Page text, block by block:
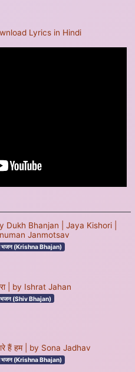
Lyrics in Hindi
Dukh Bhanjan | Jaya Kishori |
Janmotsav
भजन (Krishna Bhajan)
| by Ishrat Jahan
भजन (Shiv Bhajan)
हैं हम | by Sona Jadhav
भजन (Krishna Bhajan)